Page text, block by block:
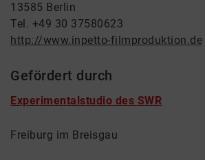
13585 Berlin
Tel. +49 30 37580623
http://www.inpetto-filmproduktion.de
Gefördert durch
Experimentalstudio des SWR
Freiburg im Breisgau